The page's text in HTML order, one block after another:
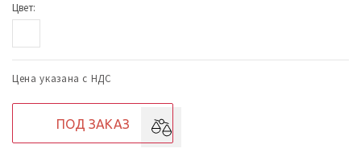
Цвет:
Цена указана с НДС
ПОД ЗАКАЗ